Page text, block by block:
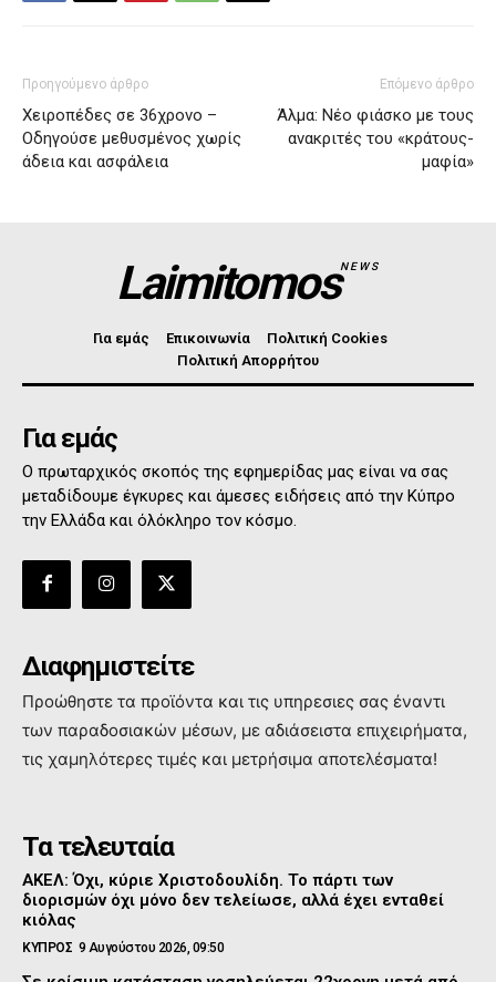
Προηγούμενο άρθρο
Χειροπέδες σε 36χρονο –
Οδηγούσε μεθυσμένος χωρίς
άδεια και ασφάλεια
Επόμενο άρθρο
Άλμα: Νέο φιάσκο με τους
ανακριτές του «κράτους-
μαφία»
LaimitomosNEWS
Για εμάς Επικοινωνία
Πολιτική Cookies
Πολιτική Απορρήτου
Για εμάς
Ο πρωταρχικός σκοπός της εφημερίδας μας είναι να σας
μεταδίδουμε έγκυρες και άμεσες ειδήσεις από την Κύπρο
την Ελλάδα και όλόκληρο τον κόσμο.
Διαφημιστείτε
Προώθηστε τα προϊόντα και τις υπηρεσιες σας έναντι
των παραδοσιακών μέσων, με αδιάσειστα επιχειρήματα,
τις χαμηλότερες τιμές και μετρήσιμα αποτελέσματα!
Τα τελευταία
ΑΚΕΛ: Όχι, κύριε Χριστοδουλίδη. Το πάρτι των
διορισμών όχι μόνο δεν τελείωσε, αλλά έχει ενταθεί
κιόλας
ΚΥΠΡΟΣ 9 Αυγούστου 2026, 09:50